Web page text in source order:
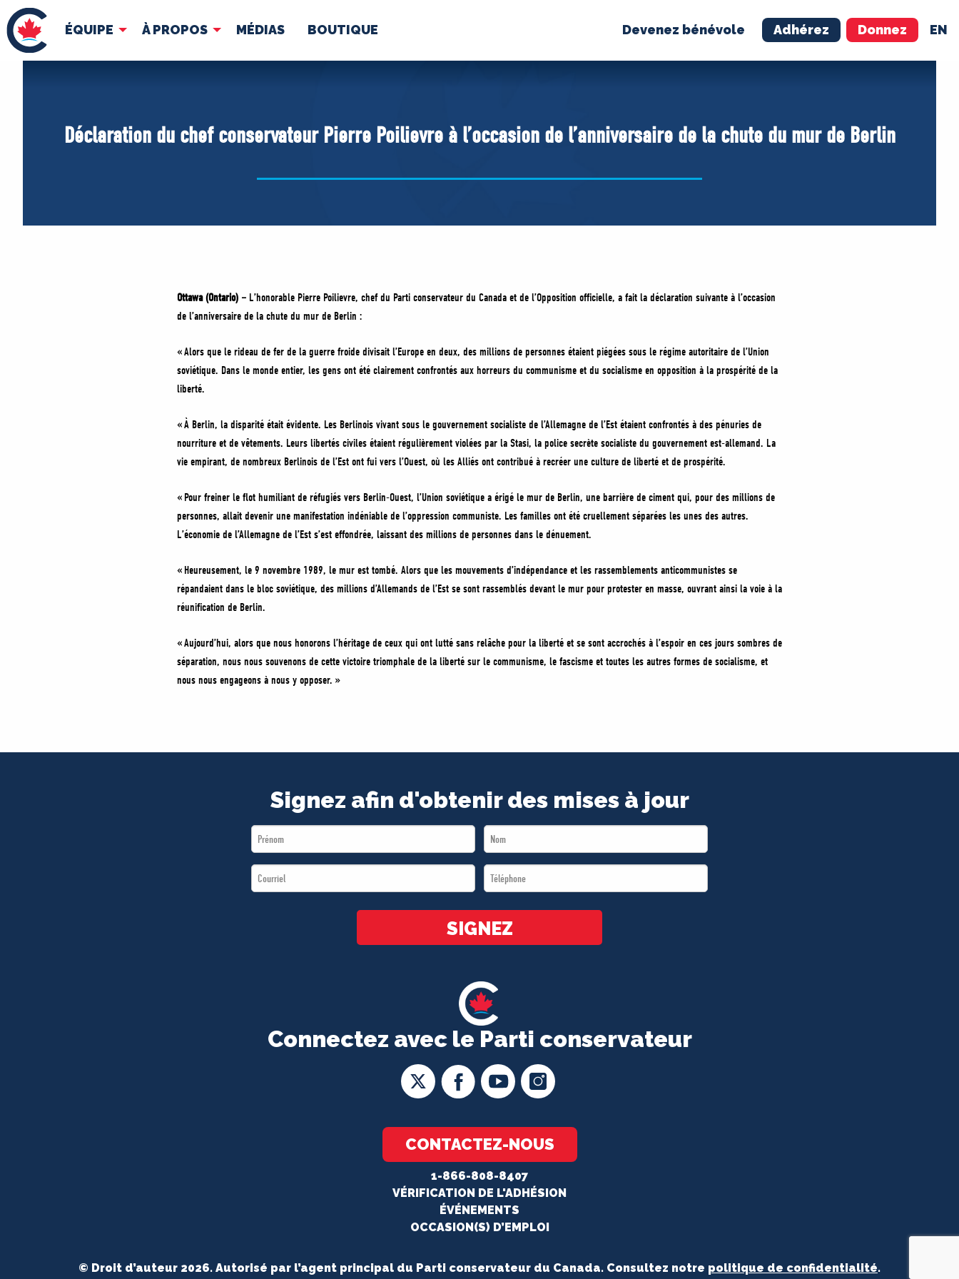
ÉQUIPE À PROPOS MÉDIAS BOUTIQUE Devenez bénévole Adhérez Donnez EN
ÉQUIPE
Vos députés conservateurs
À PROPOS MÉDIAS BÉNÉVOLE ADHÉREZ
BOUTIQUE
Déclaration du chef conservateur Pierre Poilievre à l’occasion de l’anniversaire de la chute du mur de Berlin
Ottawa (Ontario) – L’honorable Pierre Poilievre, chef du Parti conservateur du Canada et de l’Opposition officielle, a fait la déclaration suivante à l’occasion
de l’anniversaire de la chute du mur de Berlin :
« Alors que le rideau de fer de la guerre froide divisait l’Europe en deux, des millions de personnes étaient piégées sous le régime autoritaire de l’Union
soviétique. Dans le monde entier, les gens ont été clairement confrontés aux horreurs du communisme et du socialisme en opposition à la prospérité de la
liberté.
« À Berlin, la disparité était évidente. Les Berlinois vivant sous le gouvernement socialiste de l’Allemagne de l’Est étaient confrontés à des pénuries de
nourriture et de vêtements. Leurs libertés civiles étaient régulièrement violées par la Stasi, la police secrète socialiste du gouvernement est-allemand. La
vie empirant, de nombreux Berlinois de l’Est ont fui vers l’Ouest, où les Alliés ont contribué à recréer une culture de liberté et de prospérité.
« Pour freiner le flot humiliant de réfugiés vers Berlin-Ouest, l’Union soviétique a érigé le mur de Berlin, une barrière de ciment qui, pour des millions de
personnes, allait devenir une manifestation indéniable de l’oppression communiste. Les familles ont été cruellement séparées les unes des autres.
L’économie de l’Allemagne de l’Est s’est effondrée, laissant des millions de personnes dans le dénuement.
« Heureusement, le 9 novembre 1989, le mur est tombé. Alors que les mouvements d’indépendance et les rassemblements anticommunistes se
répandaient dans le bloc soviétique, des millions d’Allemands de l’Est se sont rassemblés devant le mur pour protester en masse, ouvrant ainsi la voie à la
réunification de Berlin.
« Aujourd’hui, alors que nous honorons l’héritage de ceux qui ont lutté sans relâche pour la liberté et se sont accrochés à l’espoir en ces jours sombres de
séparation, nous nous souvenons de cette victoire triomphale de la liberté sur le communisme, le fascisme et toutes les autres formes de socialisme, et
nous nous engageons à nous y opposer. »
Connectez avec le Parti conservateur
CONTACTEZ-NOUS
1-866-808-8407
VÉRIFICATION DE L'ADHÉSION
ÉVÉNEMENTS
OCCASION(S) D’EMPLOI
Signez afin d'obtenir des mises à jour
First
Name
Last
Name
Email
*
Téléphone
*
SIGNEZ
© Droit d’auteur 2026. Autorisé par l’agent principal du Parti conservateur du Canada. Consultez notre politique de confidentialité.